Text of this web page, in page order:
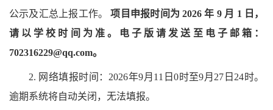
公示及汇总上报工作。项目申报时间为 2026 年 9 月 1 日，
请以学校时间为准。电子版请发送至电子邮箱：
702316229@qq.com。
2. 网络填报时间：2026年9月11日0时至9月27日24时。
逾期系统将自动关闭，无法填报。